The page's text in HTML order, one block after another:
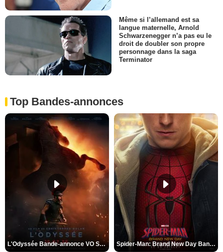
Même si l’allemand est sa
langue maternelle, Arnold
Schwarzenegger n’a pas eu le
droit de doubler son propre
personnage dans la saga
Terminator
Top Bandes-annonces
L'Odyssée Bande-annonce VO STFR Spider-Man: Brand New Day Bande-annonce VO STFR